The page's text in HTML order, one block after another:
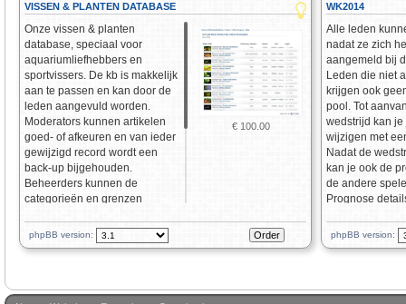
weergeven.
tabel. Een
track kan je
bijvoegen. De
hoogtedata zijn
beschikbaar in
als GPSIES er
VISSEN & PLANTEN DATABASE
Onze vissen & planten
database, speciaal voor
aquariumliefhebbers en
sportvissers. De kb is makkelijk
aan te passen en kan door de
leden aangevuld worden.
Moderators kunnen artikelen
goed- of afkeuren en van ieder
gewijzigd record wordt een
back-up bijgehouden.
Beheerders kunnen de
categorieën en grenzen
onderverdeeld in vissen,
planten, overige bewoners en
Tevens is er een
€ 100.00
phpBB version:
WK2014
Alle leden
nadat ze zich
aangemeld bij
Leden die niet
krijgen ook
pool. Tot
wedstrijd kan
wijzigen met
Nadat de
kan je ook de
de andere
Prognose
het speelveld.
uitslag verdien
Demo
phpBB version: